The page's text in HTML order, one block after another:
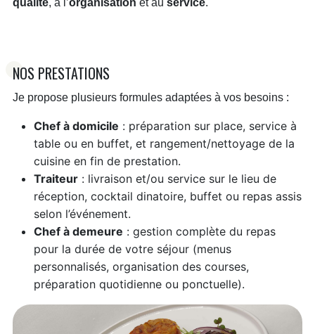
NOS PRESTATIONS
Je propose plusieurs formules adaptées à vos besoins :
Chef à domicile : préparation sur place, service à
table ou en buffet, et rangement/nettoyage de la
cuisine en fin de prestation.
Traiteur: livraison et/ou service sur le lieu de
réception, cocktail dinatoire, buffet ou repas assis
selon l’événement.
Chef à demeure : gestion complète du repas
pour la durée de votre séjour (menus
personnalisés, organisation des courses,
préparation quotidienne ou ponctuelle).